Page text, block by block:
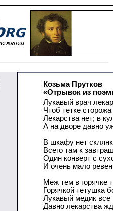
Козьма Прутков
«Отрывок из
Лукавый врач
Чтоб тетке
Лекарства нет; в
А на дворе давно
В шкафу нет
Всего там к
Один конверт с
И очень мало
Меж тем в горячке
Горячкой тетушка
Лукавый медик все
Давно лекарства